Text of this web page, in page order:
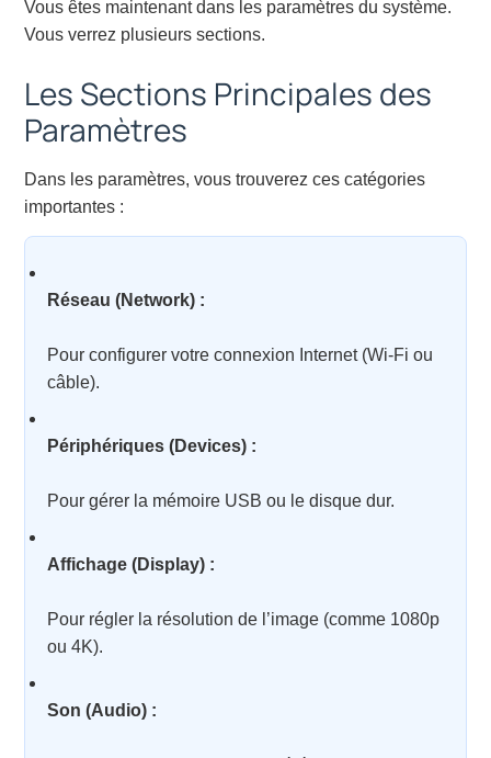
Vous êtes maintenant dans les paramètres du système.
Vous verrez plusieurs sections.
Les Sections Principales des
Paramètres
Dans les paramètres, vous trouverez ces catégories
importantes :
Réseau (Network) :
Pour configurer votre connexion Internet (Wi-Fi ou
câble).
Périphériques (Devices) :
Pour gérer la mémoire USB ou le disque dur.
Affichage (Display) :
Pour régler la résolution de l’image (comme 1080p
ou 4K).
Son (Audio) :